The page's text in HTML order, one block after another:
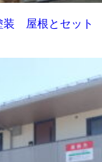
装 屋根とセット